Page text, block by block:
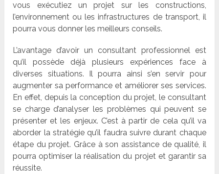
vous exécutiez un projet sur les constructions,
l’environnement ou les infrastructures de transport, il
pourra vous donner les meilleurs conseils.
L’avantage d’avoir un consultant professionnel est
qu’il possède déjà plusieurs expériences face à
diverses situations. Il pourra ainsi s’en servir pour
augmenter sa performance et améliorer ses services.
En effet, depuis la conception du projet, le consultant
se charge d’analyser les problèmes qui peuvent se
présenter et les enjeux. C’est à partir de cela qu’il va
aborder la stratégie qu’il faudra suivre durant chaque
étape du projet. Grâce à son assistance de qualité, il
pourra optimiser la réalisation du projet et garantir sa
réussite.